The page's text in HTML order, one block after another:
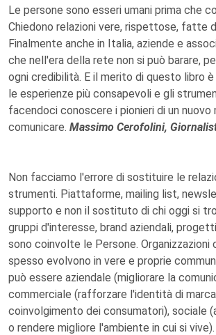
Le persone sono esseri umani prima che
Chiedono relazioni vere, rispettose, fatte
Finalmente anche in Italia, aziende e
che nell'era della rete non si può barare,
ogni credibilità. E il merito di questo libro
le esperienze più consapevoli e gli
facendoci conoscere i pionieri di un nuovo
comunicare. Massimo Cerofolini,
Non facciamo l'errore di sostituire le
strumenti. Piattaforme, mailing list,
supporto e non il sostituto di chi oggi si
gruppi d'interesse, brand aziendali,
sono coinvolte le Persone. Organizzazioni
spesso evolvono in vere e proprie
può essere aziendale (migliorare la
commerciale (rafforzare l'identità di
coinvolgimento dei consumatori), sociale
o rendere migliore l'ambiente in cui si vive).